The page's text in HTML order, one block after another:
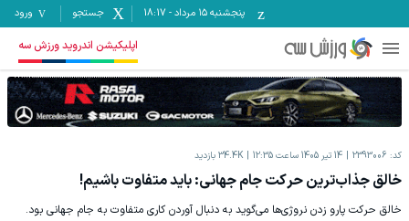
پنجشنبه ۱۵ مرداد -
18:17 جستجو ورود
اپلیکیشن اندروید ورزش سه
کد: 2393006 14 تیر 1405 ساعت 12:35 34.4K بازدید
خالق جذاب‌ترین حرکت جام جهانی: باید متفاوت باشیم!
خالق حرکت پارو زدن نروژی‎‌ها می‌گوید به دنبال آوردن کاری متفاوت به جام جهانی بود.